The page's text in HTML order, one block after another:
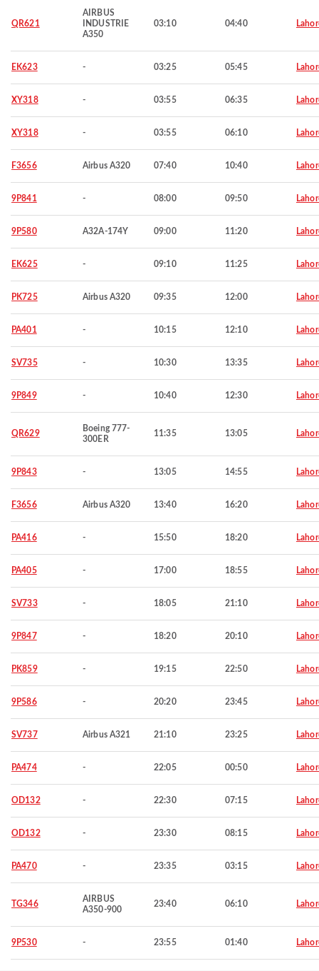
QR621
AIRBUS
INDUSTRIE
A350
03:10 04:40
EK623 - 03:25 05:45
XY318 - 03:55 06:35
XY318 - 03:55 06:10
F3656 Airbus A320 07:40 10:40
9P841 - 08:00 09:50
9P580 A32A-174Y 09:00 11:20
EK625 - 09:10 11:25
PK725 Airbus A320 09:35 12:00
PA401 - 10:15 12:10
SV735 - 10:30 13:35
9P849 - 10:40 12:30
QR629
Boeing 777-
300ER
11:35 13:05
9P843 - 13:05 14:55
F3656 Airbus A320 13:40 16:20
PA416 - 15:50 18:20
PA405 - 17:00 18:55
SV733 - 18:05 21:10
9P847 - 18:20 20:10
PK859 - 19:15 22:50
9P586 - 20:20 23:45
SV737 Airbus A321 21:10 23:25
PA474 - 22:05 00:50
OD132 - 22:30 07:15
OD132 - 23:30 08:15
PA470 - 23:35 03:15
TG346
AIRBUS
A350-900
23:40 06:10
9P530 - 23:55 01:40